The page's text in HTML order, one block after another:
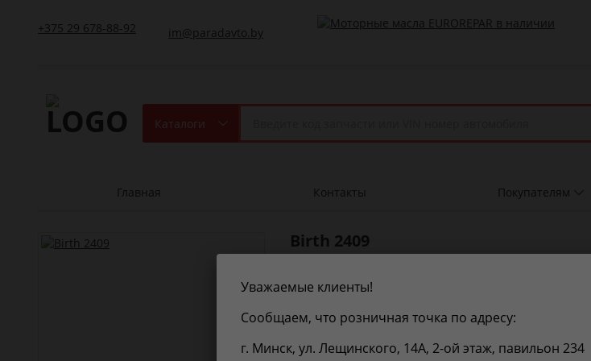
+375 29 678-88-92 im@paradavto.by
Каталоги
Главная Контакты Покупателям
Birth 2409
Подвеска, рычаг независимой подвески колеса
Характеристики
Уважаемые клиенты!
Сообщаем, что розничная точка по адресу:
г. Минск, ул. Лещинского, 14А, 2-ой этаж, павильон 234